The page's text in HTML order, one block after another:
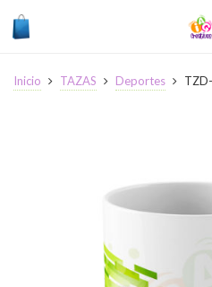
Inicio TAZAS Deportes